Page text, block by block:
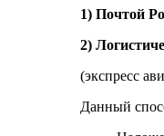
1) Почтой
2)
(экспресс
Данный